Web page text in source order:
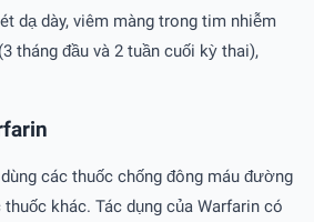
dạ dày, viêm màng trong tim nhiễm
tháng đầu và 2 tuần cuối kỳ thai),
các thuốc chống đông máu đường
khác. Tác dụng của Warfarin có